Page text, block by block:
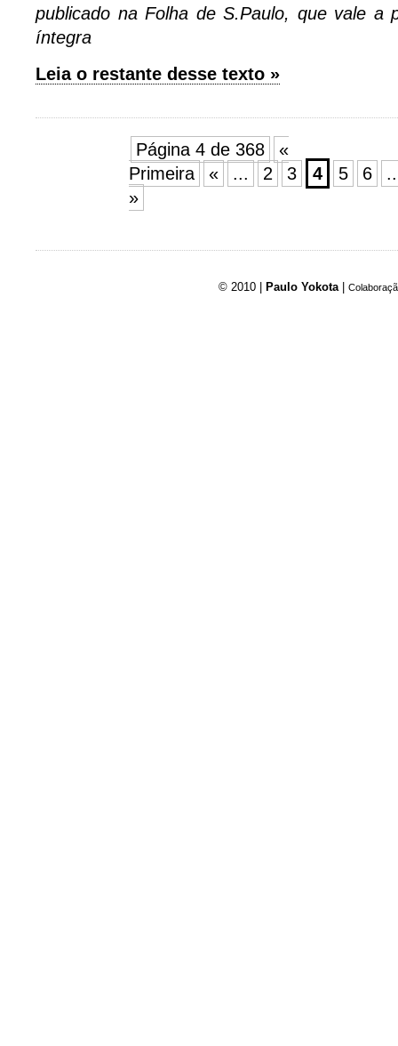
publicado na Folha de S.Paulo, que vale a
íntegra
Leia o restante desse texto »
Página 4 de 368
«
Primeira
« ... 2 3 4 5 6
»
© 2010 | Paulo Yokota |